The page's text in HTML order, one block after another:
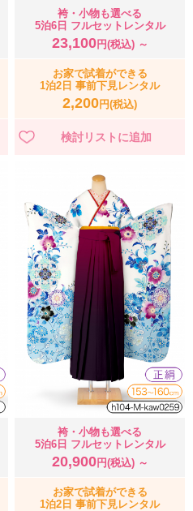
袴・小物も選べる
5泊6日 フルセットレンタル
23,100円(税込) ～
お家で試着ができる
1泊2日 事前下見レンタル
2,200円(税込)
袴・小物も選べる
5泊6日 フルセットレンタル
20,900円(税込) ～
お家で試着ができる
1泊2日 事前下見レンタル